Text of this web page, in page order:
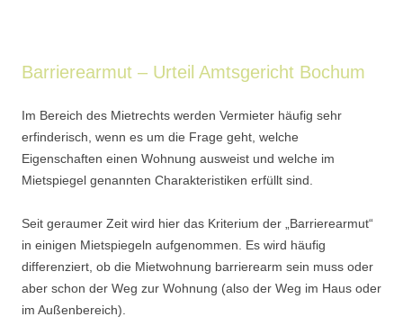
Barrierearmut – Urteil Amtsgericht Bochum
Im Bereich des Mietrechts werden Vermieter häufig sehr
erfinderisch, wenn es um die Frage geht, welche
Eigenschaften einen Wohnung ausweist und welche im
Mietspiegel genannten Charakteristiken erfüllt sind.
Seit geraumer Zeit wird hier das Kriterium der „Barrierearmut“
in einigen Mietspiegeln aufgenommen. Es wird häufig
differenziert, ob die Mietwohnung barrierearm sein muss oder
aber schon der Weg zur Wohnung (also der Weg im Haus oder
im Außenbereich).